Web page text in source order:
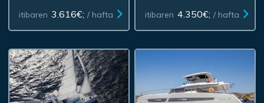
itibaren 3.616€; / hafta itibaren 4.350€; / hafta